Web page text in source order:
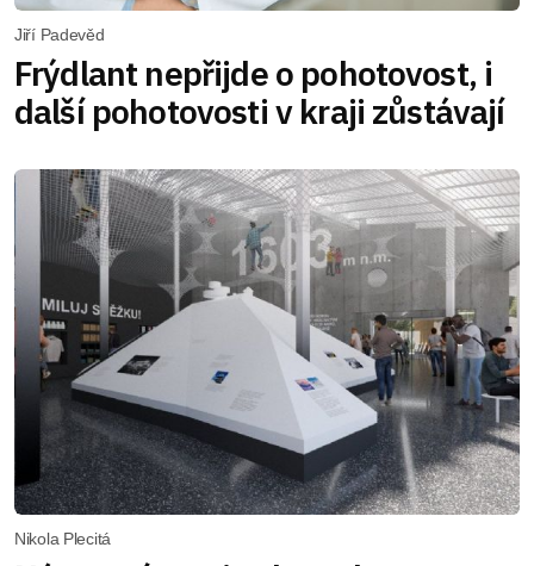
Jiří Padevěd
Frýdlant nepřijde o pohotovost, i
další pohotovosti v kraji zůstávají
Nikola Plecitá